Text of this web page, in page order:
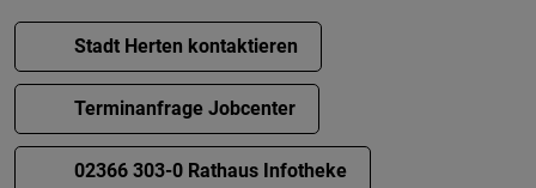
Stadt Herten kontaktieren
Terminanfrage Jobcenter
02366 303-0 Rathaus Infotheke